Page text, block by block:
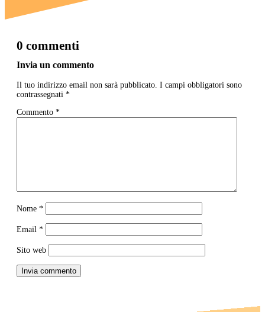
0 commenti
Invia un commento
Il tuo indirizzo email non sarà pubblicato. I campi obbligatori sono
contrassegnati *
Commento *
Nome *
Email *
Sito web
Invia commento